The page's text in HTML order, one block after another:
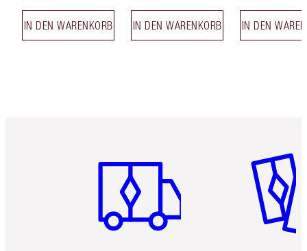
IN DEN WARENKORB IN DEN WARENKORB IN DEN